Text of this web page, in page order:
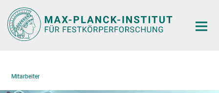
Hauptinhalt
Mitarbeiter